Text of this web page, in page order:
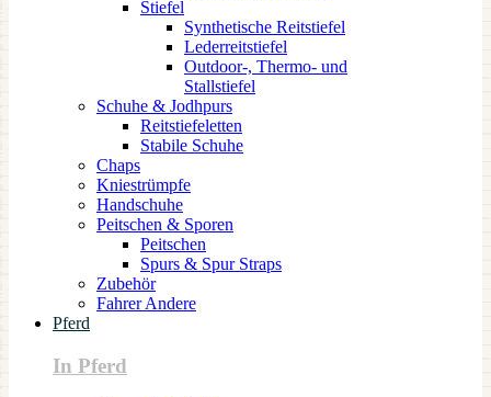
Stiefel
Synthetische Reitstiefel
Lederreitstiefel
Outdoor-, Thermo- und
Stallstiefel
Schuhe & Jodhpurs
Reitstiefeletten
Stabile Schuhe
Chaps
Kniestrümpfe
Handschuhe
Peitschen & Sporen
Peitschen
Spurs & Spur Straps
Zubehör
Fahrer Andere
Pferd
In Pferd